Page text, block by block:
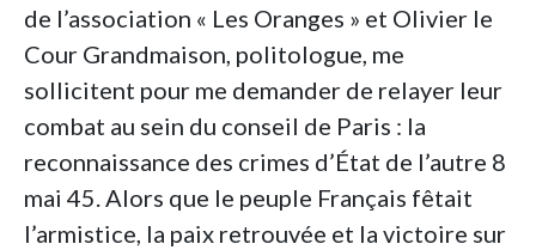
de l’association « Les Oranges » et Olivier le
Cour Grandmaison, politologue, me
sollicitent pour me demander de relayer leur
combat au sein du conseil de Paris : la
reconnaissance des crimes d’État de l’autre 8
mai 45. Alors que le peuple Français fêtait
l’armistice, la paix retrouvée et la victoire sur